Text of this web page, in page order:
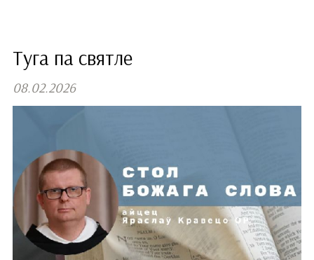
Туга па святле
08.02.2026